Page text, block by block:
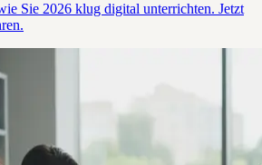
Sie 2026 klug digital unterrichten. Jetzt